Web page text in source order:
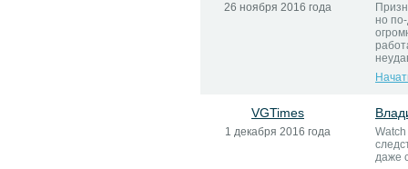
26 ноября 2016 года
но
VGTimes
1 декабря 2016 года
даже